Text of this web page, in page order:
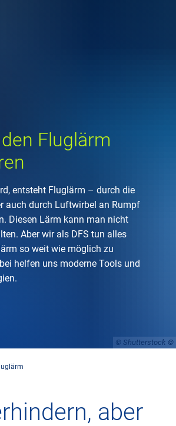
Internationale
Umwelt vor Ort
Anträge und
Drohnen an
Training
Publikationen
Fotos und Filme
IFR-/VFR-
© Shutterstock
Fluglärm
entsteht Fluglärm – durch die
auch durch Luftwirbel an Rumpf
Diesen Lärm kann man nicht
Aber wir als DFS tun alles
so weit wie möglich zu
helfen uns moderne Tools und
aber